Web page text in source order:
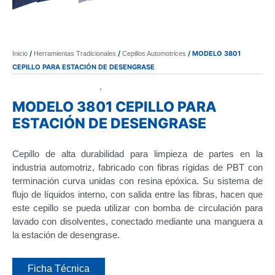
Inicio / Herramientas Tradicionales / Cepillos Automotrices / MODELO 3801
CEPILLO PARA ESTACIÓN DE DESENGRASE
MODELO 3801 CEPILLO PARA
ESTACIÓN DE DESENGRASE
Cepillo de alta durabilidad para limpieza de partes en la
industria automotriz, fabricado con fibras rígidas de PBT con
terminación curva unidas con resina epóxica. Su sistema de
flujo de líquidos interno, con salida entre las fibras, hacen que
este cepillo se pueda utilizar con bomba de circulación para
lavado con disolventes, conectado mediante una manguera a
la estación de desengrase.
Ficha Técnica